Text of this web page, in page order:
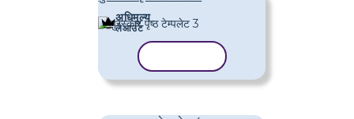
अधिमूल्य
लेआउट